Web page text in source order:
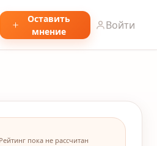
Оставить
мнение
Войти
Рейтинг пока не рассчитан